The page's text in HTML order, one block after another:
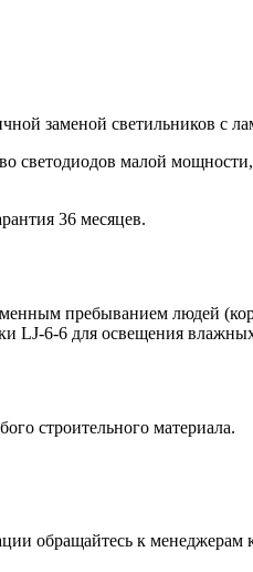
заменой светильников с
светодиодов малой
36 месяцев.
пребыванием людей
LJ-6-6 для освещения
строительного материала.
обращайтесь к